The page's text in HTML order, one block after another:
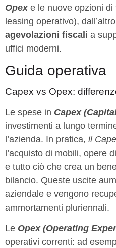
Opex e le nuove opzioni di
leasing operativo),
agevolazioni fiscali a
uffici moderni.
Guida operativa
Capex vs Opex:
Le spese in Capex
investimenti a lungo
l’azienda. In pratica, il
l’acquisto di mobili, opere
e tutto ciò che crea un
bilancio. Queste uscite
aziendale e vengono
ammortamenti pluriennali.
Le Opex (Operating
operativi correnti: ad